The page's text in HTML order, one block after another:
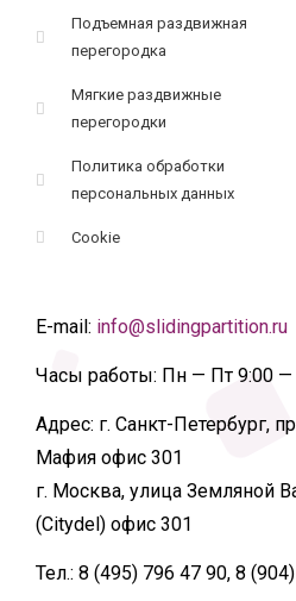
Подъемная раздвижная
перегородка
Мягкие раздвижные
перегородки
Политика обработки
персональных данных
Cookie
E-mail: info@slidingpartition.ru
Часы работы: Пн — Пт 9:00 —
Адрес: г. Санкт-Петербург,
Мафия офис 301
г. Москва, улица Земляной
(Citydel) офис 301
Тел.: 8 (495) 796 47 90, 8